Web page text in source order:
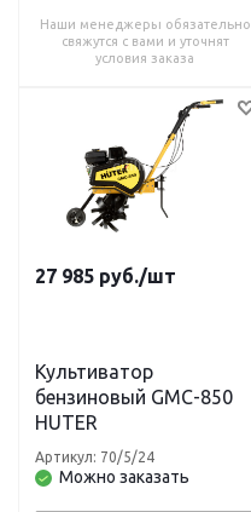
Наши менеджеры обязательно
свяжутся с вами и уточнят
условия заказа
27 985 руб./шт
Культиватор
бензиновый GMC-850
HUTER
Можно заказать
Артикул: 70/5/24